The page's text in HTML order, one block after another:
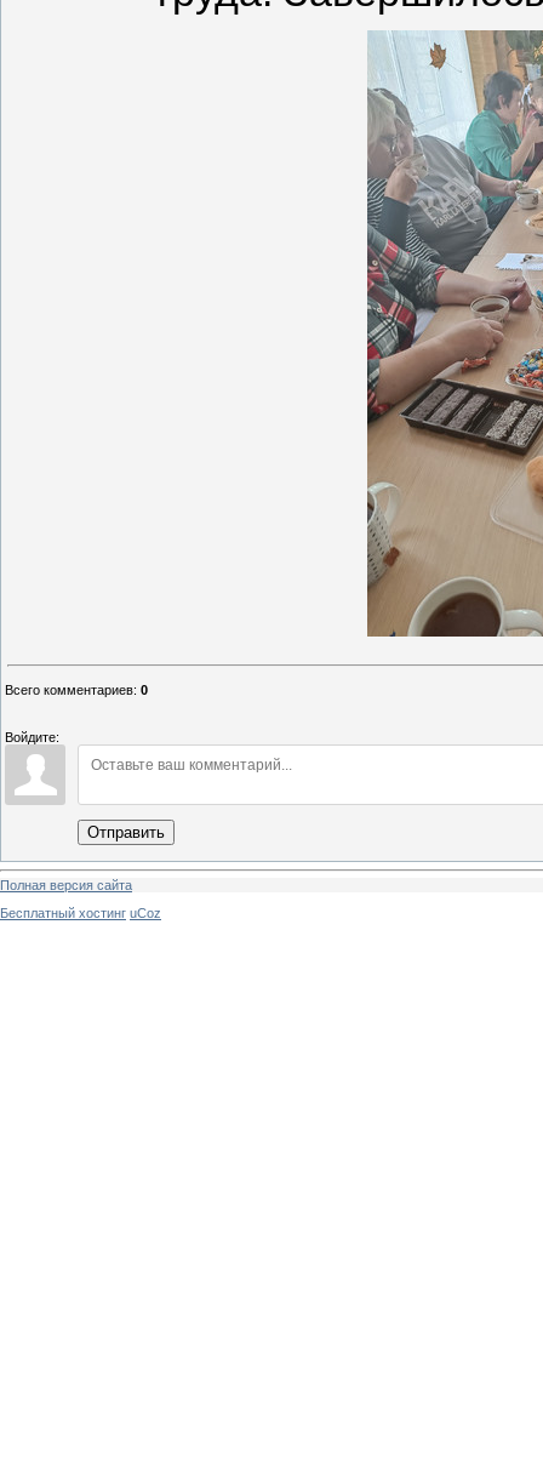
Всего комментариев: 0
Войдите:
Отправить
Полная версия сайта
Бесплатный хостинг uCoz